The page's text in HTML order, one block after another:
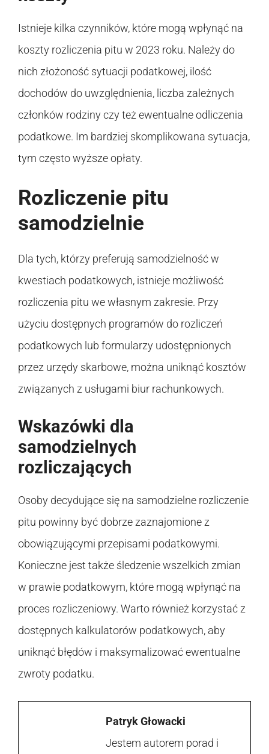
Istnieje kilka czynników, które mogą wpłynąć na
koszty rozliczenia pitu w 2023 roku. Należy do
nich złożoność sytuacji podatkowej, ilość
dochodów do uwzględnienia, liczba zależnych
członków rodziny czy też ewentualne odliczenia
podatkowe. Im bardziej skomplikowana sytuacja,
tym często wyższe opłaty.
Rozliczenie pitu
samodzielnie
Dla tych, którzy preferują samodzielność w
kwestiach podatkowych, istnieje możliwość
rozliczenia pitu we własnym zakresie. Przy
użyciu dostępnych programów do rozliczeń
podatkowych lub formularzy udostępnionych
przez urzędy skarbowe, można uniknąć kosztów
związanych z usługami biur rachunkowych.
Wskazówki dla
samodzielnych
rozliczających
Osoby decydujące się na samodzielne rozliczenie
pitu powinny być dobrze zaznajomione z
obowiązującymi przepisami podatkowymi.
Konieczne jest także śledzenie wszelkich zmian
w prawie podatkowym, które mogą wpłynąć na
proces rozliczeniowy. Warto również korzystać z
dostępnych kalkulatorów podatkowych, aby
uniknąć błędów i maksymalizować ewentualne
zwroty podatku.
Patryk Głowacki
Jestem autorem porad i